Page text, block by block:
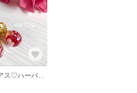
ハーバリウムピアス♡ハーバリウムイヤリング